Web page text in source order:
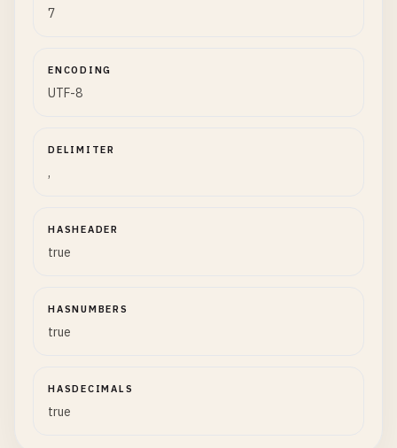
7
ENCODING
UTF-8
DELIMITER
,
HASHEADER
true
HASNUMBERS
true
HASDECIMALS
true